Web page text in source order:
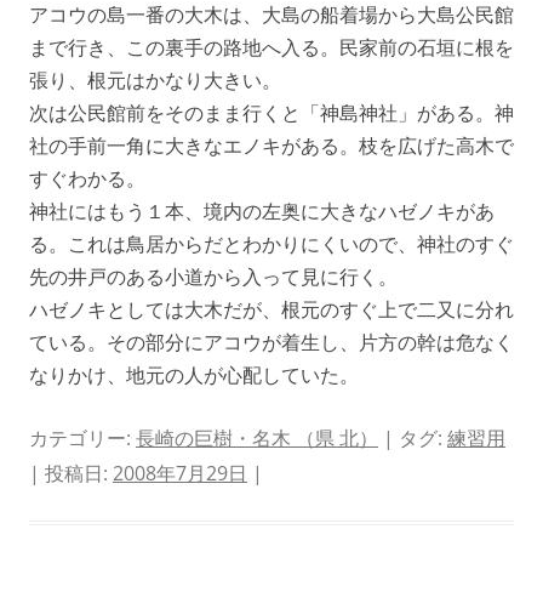
アコウの島一番の大木は、大島の船着場から大島公民館
まで行き、この裏手の路地へ入る。民家前の石垣に根を
張り、根元はかなり大きい。
次は公民館前をそのまま行くと「神島神社」がある。神
社の手前一角に大きなエノキがある。枝を広げた高木で
すぐわかる。
神社にはもう１本、境内の左奥に大きなハゼノキがあ
る。これは鳥居からだとわかりにくいので、神社のすぐ
先の井戸のある小道から入って見に行く。
ハゼノキとしては大木だが、根元のすぐ上で二又に分れ
ている。その部分にアコウが着生し、片方の幹は危なく
なりかけ、地元の人が心配していた。
カテゴリー: 長崎の巨樹・名木 （県 北） | タグ: 練習用
| 投稿日: 2008年7月29日 |